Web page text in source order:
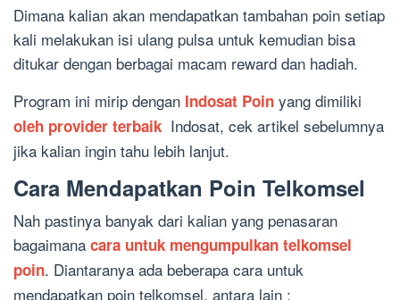
Dimana kalian akan mendapatkan tambahan poin setiap
kali melakukan isi ulang pulsa untuk kemudian bisa
ditukar dengan berbagai macam reward dan hadiah.
Program ini mirip dengan Indosat Poin yang dimiliki
oleh provider terbaik Indosat, cek artikel sebelumnya
jika kalian ingin tahu lebih lanjut.
Cara Mendapatkan Poin Telkomsel
Nah pastinya banyak dari kalian yang penasaran
bagaimana cara untuk mengumpulkan telkomsel
poin. Diantaranya ada beberapa cara untuk
mendapatkan poin telkomsel, antara lain :